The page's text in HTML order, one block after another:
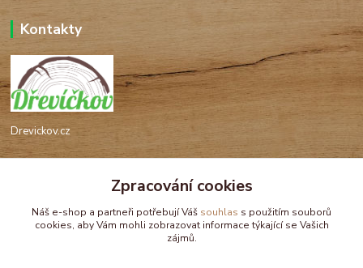
Kontakty
Drevickov.cz
+420 732 488 676
drevickov@drevickov.cz, info@drevickov.cz
Zpracování cookies
Náš e-shop a partneři potřebují Váš souhlas s použitím souborů
cookies, aby Vám mohli zobrazovat informace týkající se Vašich
zájmů.